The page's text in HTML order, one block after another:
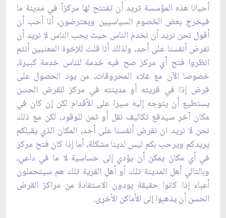
أحيانا هذه المؤسسة تريد أن تفتتح لها مركزاً في مدينة ما
فيخرج بعض الخصوم السياسيين ‏ويعترضون، أنا أحب أن
أقول نحن نريد أن نخدم الناس حيث يحب الناس لا نريد أن
نفرض أنفسنا ‏على أحد، ولذلك أنا قلت للإخوة المعنيين أنتم
انظروا فتح أي مركز صح فيه خدمة للناس خدمة ‏كبيرة،
خصوصا الآن مع غلاء المحروقات، من يود الحصول على
قرض إذا في قريته أو مدينته في ‏مركز للقرض الحسن
يستطيع أن يتوجه إليه سيرا على الأقدام لكن إن كان في
مكان آخر سيدفع تكاليف نقل ‏أو ثمن للوقود، لكن مع ذلك
نحن لا نريد ان نفرض أنفسنا على أحد، المكان الذي يقبلكم
يريدكم ويرحب بكم ليس ‏لدينا مشكلة، أما إذا كان فتح مركز
في أي مكان يمكن أن يؤدي إلى حساسية لا ما في داعي،
‏وبالتالي أهل المدينة تلك أو أهل القرية تلك هم سيتحملون
أعباء إذا كانوا حقيقة يودون الاستفادة ‏من مراكز القرض
الحسن أن يذهبوا إلى الأماكن الأخرى.‏